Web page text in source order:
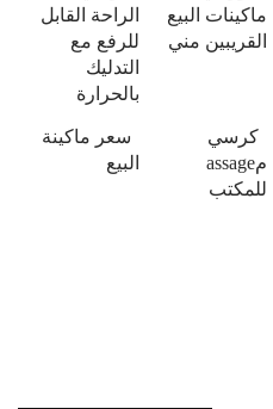
ماكينات البيع
القريبين مني
الراحة القابل
للرفع مع
التدليك
بالحرارة
كرسي
مassage
للمكتب
سعر ماكينة
البيع